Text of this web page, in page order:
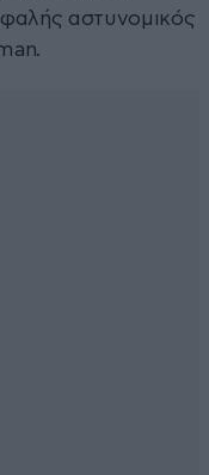
αστυνομικός